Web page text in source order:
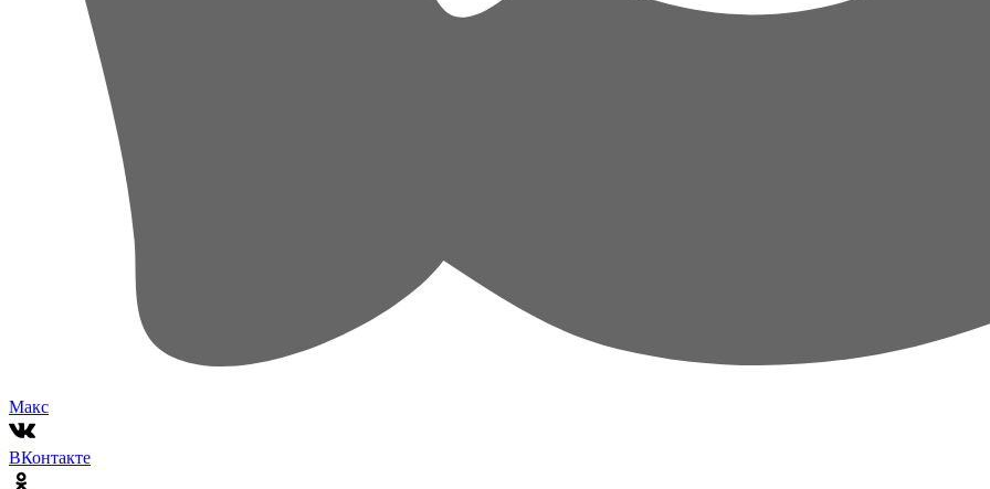
Макс
ВКонтакте